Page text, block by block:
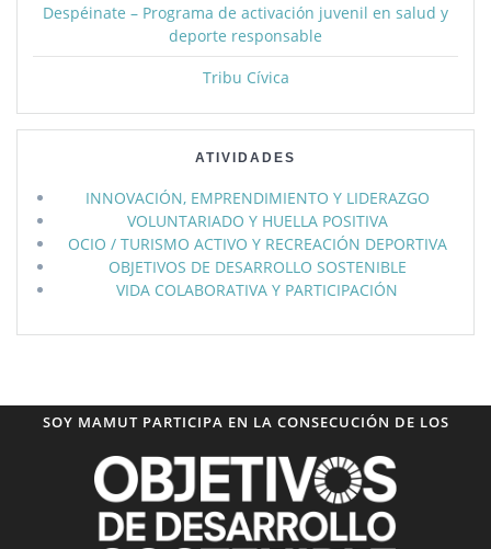
Despéinate – Programa de activación juvenil en salud y
deporte responsable
Tribu Cívica
ATIVIDADES
INNOVACIÓN, EMPRENDIMIENTO Y LIDERAZGO
VOLUNTARIADO Y HUELLA POSITIVA
OCIO / TURISMO ACTIVO Y RECREACIÓN DEPORTIVA
OBJETIVOS DE DESARROLLO SOSTENIBLE
VIDA COLABORATIVA Y PARTICIPACIÓN
SOY MAMUT PARTICIPA EN LA CONSECUCIÓN DE LOS